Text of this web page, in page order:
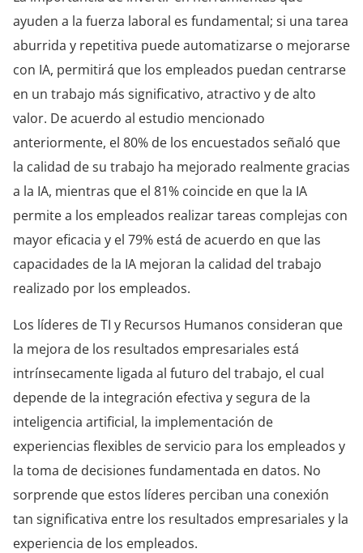
ayuden a la fuerza laboral es fundamental; si una tarea
aburrida y repetitiva puede automatizarse o mejorarse
con IA, permitirá que los empleados puedan centrarse
en un trabajo más significativo, atractivo y de alto
valor. De acuerdo al estudio mencionado
anteriormente, el 80% de los encuestados señaló que
la calidad de su trabajo ha mejorado realmente gracias
a la IA, mientras que el 81% coincide en que la IA
permite a los empleados realizar tareas complejas con
mayor eficacia y el 79% está de acuerdo en que las
capacidades de la IA mejoran la calidad del trabajo
realizado por los empleados.
Los líderes de TI y Recursos Humanos consideran que
la mejora de los resultados empresariales está
intrínsecamente ligada al futuro del trabajo, el cual
depende de la integración efectiva y segura de la
inteligencia artificial, la implementación de
experiencias flexibles de servicio para los empleados y
la toma de decisiones fundamentada en datos. No
sorprende que estos líderes perciban una conexión
tan significativa entre los resultados empresariales y la
experiencia de los empleados.